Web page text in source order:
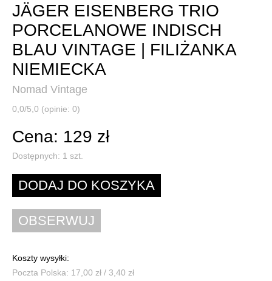
JÄGER EISENBERG TRIO
PORCELANOWE INDISCH
BLAU VINTAGE | FILIŻANKA
NIEMIECKA
Nomad Vintage
0,0/5,0 (opinie: 0)
Cena: 129 zł
Dostępnych: 1 szt.
Koszty wysyłki:
Poczta Polska: 17,00 zł / 3,40 zł